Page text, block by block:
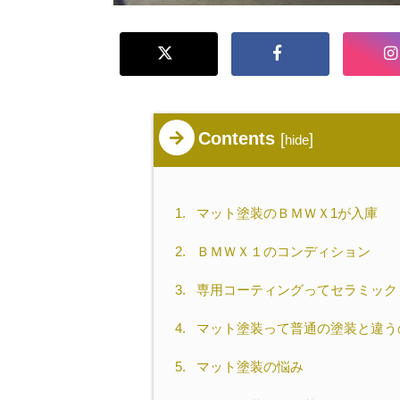
Contents [hide]
1. マット塗装のＢＭＷＸ1が入庫
2. ＢＭＷＸ１のコンディション
3. 専用コーティングってセラミック
4. マット塗装って普通の塗装と違う
5. マット塗装の悩み